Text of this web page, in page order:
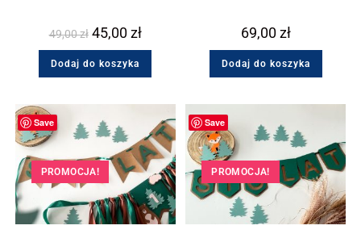
49,00zł 45,00zł
Dodaj do koszyka
69,00zł
Dodaj do koszyka
Save
PROMOCJA!
Save
PROMOCJA!